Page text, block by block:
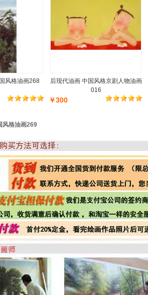
风格油画268
后现代油画 中国风格京剧人物油画
016
￥300
风格油画269